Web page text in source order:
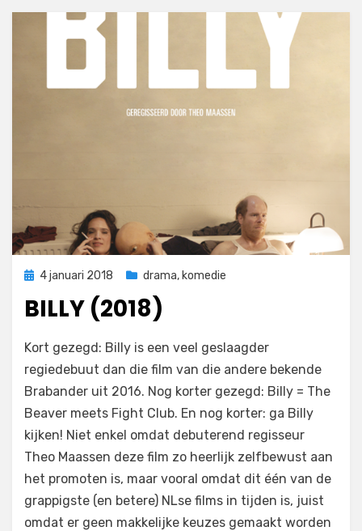
Geplaatst
4 januari 2018 drama, komedie
BILLY (2018)
door Filmofiel.nl
Laat een reactie achter
(2018)
Kort gezegd: Billy is een veel geslaagder
regiedebuut dan die film van die andere bekende
Brabander uit 2016. Nog korter gezegd: Billy = The
Beaver meets Fight Club. En nog korter: ga Billy
kijken! Niet enkel omdat debuterend regisseur
Theo Maassen deze film zo heerlijk zelfbewust aan
het promoten is, maar vooral omdat dit één van de
grappigste (en betere) NLse films in tijden is, juist
omdat er geen makkelijke keuzes gemaakt worden